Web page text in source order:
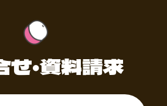
・資料請求